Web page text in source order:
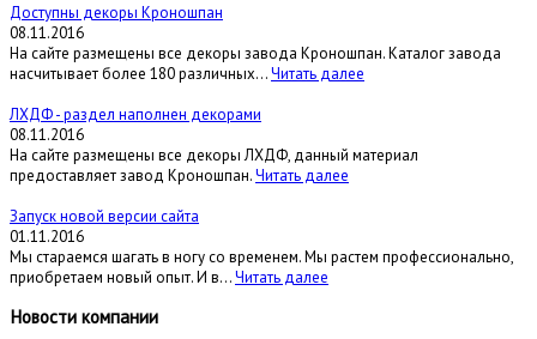
Доступны декоры Кроношпан
08.11.2016
На сайте размещены все декоры завода Кроношпан. Каталог завода
насчитывает более 180 различных...Читать далее
ЛХДФ - раздел наполнен декорами
08.11.2016
На сайте размещены все декоры ЛХДФ, данный материал
предоставляет завод Кроношпан.Читать далее
Запуск новой версии сайта
01.11.2016
Мы стараемся шагать в ногу со временем. Мы растем профессионально,
приобретаем новый опыт. И в...Читать далее
Новости компании